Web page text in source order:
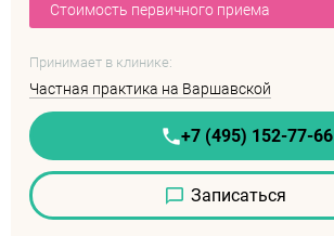
Стоимость первичного приема
Принимает в клинике:
Частная практика на Варшавской
+7 (495) 152-77-66
Записаться